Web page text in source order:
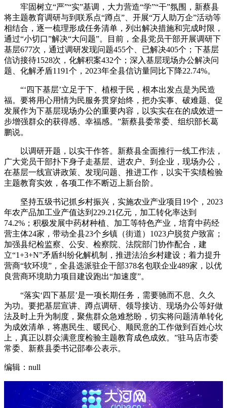
牢固树立“严”“实”基调，大力营造“学”“干”氛围，新蔡县
将主题教育调研与到联系点“蹲点”、开展“万人助万企”活动等
相结合，逐一梳理形成任务清单，列出解决措施和完成时限，
通过“小切口”解决“大问题”。目前，全县党员干部开展调研下
基层677次，通过调研发现问题455个、已解决405个；下基层
信访接待1528次，化解积案432个；深入基层现场办公解决问
题、化解矛盾1191个，2023年全县信访量同比下降22.74%。
“‘四下基层’立足于下、植根于民，根本出发点是为民造
福。要将用心用情为民服务贯穿始终，把办实事、破难题、促
发展作为下基层现场办公的重要内容，以实实在在的成效进一
步增强群众的获得感、幸福感。”新蔡县委常委、组织部长葛
鹏说。
以调研开题，以实干作答。新蔡县全面推行一线工作法，
广大党员干部扑下身子走基层、进农户、到企业，现场办公，
在基层一线宣讲政策、发现问题、推进工作，以实干实绩检验
主题教育实效，各项工作不断迈上新台阶。
坚持五级书记抓乡村振兴，实施农业产业项目19个，2023
年农产品加工业产值达到229.21亿元，加工转化率达到
74.2%；积极发展中药材种植、加工等特色产业，培育中药经
营主体24家，带动全县23个乡镇（街道）1023户脱贫户致富；
加强县纪检监察、公安、检察院、法院部门协作配合，建
立“1+3+N”矛盾纠纷化解机制，推进法治乡村建设；着力提升
营商“软环境”，全县选派驻企干部378名包联企业489家，以优
良营商环境助力项目建设跑出“加速度”。
“落实‘四下基层’是一项长期任务，需要驰而不息、久久
为功。要把基层宣讲、蹲点调研、领导接访、现场办公等好做
法及时上升为制度，聚焦群众急难愁盼，切实将问题清单转化
为成效清单，将惠民生、暖民心、顺民意的工作做到百姓心坎
上，真正以群众满意度检验主题教育成色成效。”驻马店市委
常委、新蔡县委书记邵奉公表示。
编辑：null